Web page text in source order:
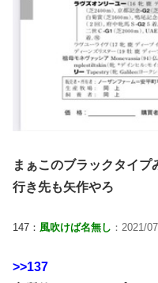
まぁこのブラックタイプ
行き先も矢作やろ
147： 風吹けば名無し ：2021/
>>137